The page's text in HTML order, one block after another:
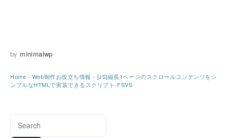
by minimalwp
Home › Web制作お役立ち情報 › [JS]縦長1ページのスクロールコンテンツをシ
ンプルなHTMLで実装できるスクリプト-FSVS